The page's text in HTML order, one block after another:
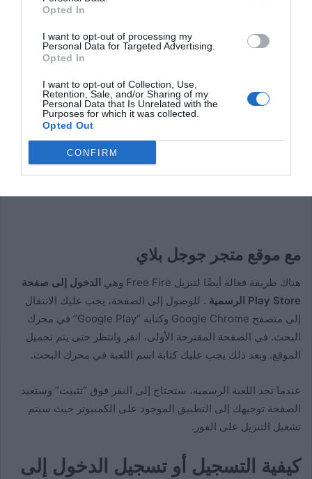
Opted In
I want to opt-out of processing my
Personal Data for Targeted Advertising.
Opted In
I want to opt-out of Collection, Use,
Retention, Sale, and/or Sharing of my
Personal Data that Is Unrelated with the
Purposes for which it was collected.
Opted Out
CONFIRM
ستكون اللعبة متاحة على جهاز الكمبيوتر
مع موقع متجر جوجل بلاي
هناك طريقة فعالة أيضًا لتنزيل Free Fire وهي
الدخول إلى صفحة
Play Store الرسمية
. للوصول إلى الصفحة، يجب عليك الانتقال
إلى متصفح Google Chrome وكتابة “Google Play” في محرك
البحث. في الصفحة المقترحة الأولى، انقر وانتظر حتى يتم تحميل
الموقع. وبعد ذلك يجب عليك كتابة اسم اللعبة في محرك البحث.
عندما تجد اللعبة الرسمية، ستحتاج إلى النقر فوق “تثبيت” وستعيد
الصفحة توجيهك إلى التطبيق الموجود على الكمبيوتر حيث سيتم
تشغيل التنزيل على الفور.
كيفية التسجيل أو تسجيل الدخول إلى